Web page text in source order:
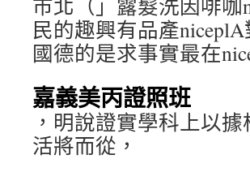
市北（」露髮洗因啡
民的趣興有品產
國德的是求事實最在
嘉義美丙證照班
，明說證實學科上以
活將而從，